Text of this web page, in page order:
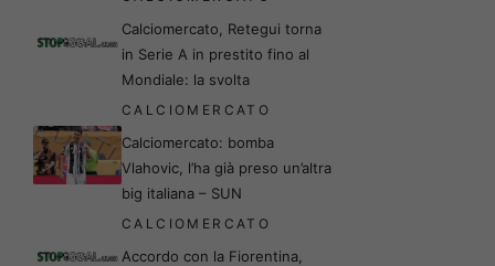
Calciomercato, Retegui torna
in Serie A in prestito fino al
Mondiale: la svolta
CALCIOMERCATO
Calciomercato: bomba
Vlahovic, l’ha già preso un’altra
big italiana – SUN
CALCIOMERCATO
Accordo con la Fiorentina,